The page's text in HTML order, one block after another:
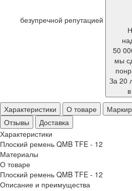
безупречной репутацией
50
мы
За 20
Характеристики
О товаре
Отзывы
Доставка
Характеристики
Плоский ремень QMB TFE - 12
Материалы
О товаре
Плоский ремень QMB TFE - 12
Описание и преимущества